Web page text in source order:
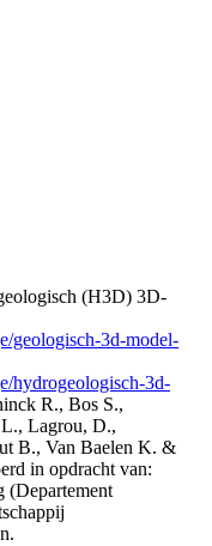
(H3D) 3D-
geologisch-3d-model-
hydrogeologisch-3d-
R., Bos S.,
Lagrou, D.,
B., Van Baelen K. &
in opdracht van:
(Departement